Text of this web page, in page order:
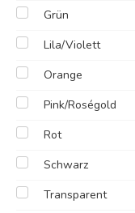
Grün
Lila/Violett
Orange
Pink/Roségold
Rot
Schwarz
Transparent